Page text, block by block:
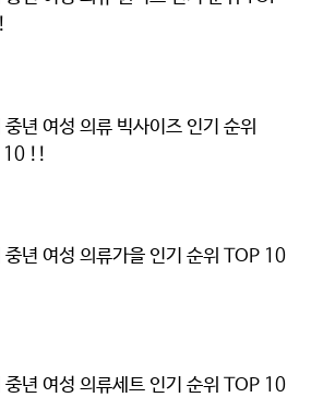
년 여성 의류 빅사이즈 인기 순위
10 !!
년 여성 의류가을 인기 순위 TOP 10
년 여성 의류세트 인기 순위 TOP 10